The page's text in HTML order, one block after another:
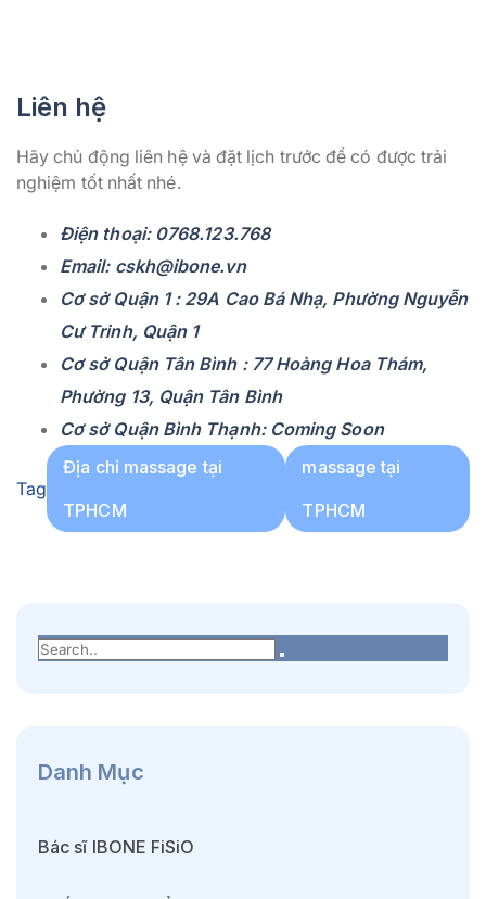
Liên hệ
Hãy chủ động liên hệ và đặt lịch trước để có được trải
nghiệm tốt nhất nhé.
Điện thoại: 0768.123.768
Email: cskh@ibone.vn
Cơ sở Quận 1 : 29A Cao Bá Nhạ, Phường Nguyễn
Cư Trinh, Quận 1
Cơ sở Quận Tân Bình : 77 Hoàng Hoa Thám,
Phường 13, Quận Tân Bình
Cơ sở Quận Bình Thạnh: Coming Soon
Tag
Địa chỉ massage tại
TPHCM
massage tại
TPHCM
Danh Mục
Bác sĩ IBONE FiSiO